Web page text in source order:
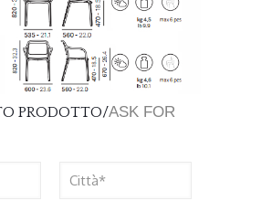
PRODOTTO/ASK FOR